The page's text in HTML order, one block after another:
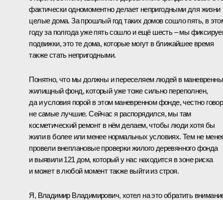
фактически одномоментно делает непригодными для жизни
целые дома. За прошлый год таких домов сошло пять, в
году за полгода уже пять сошло и ещё шесть – мы
подвижки, это те дома, которые могут в ближайшее время
также стать непригодными.
Понятно, что мы должны и переселяем людей в
жилищный фонд, который уже тоже сильно переполнен,
да и условия порой в этом маневренном фонде, честно
не самые лучшие. Сейчас я распорядился, мы там
косметический ремонт в нём делаем, чтобы люди хотя бы
жили в более или менее нормальных условиях. Тем не
провели внеплановые проверки жилого деревянного фонда
и выявили 121 дом, который у нас находится в зоне риска
и может в любой момент также выйти из строя.
Я, Владимир Владимирович, хотел на это обратить